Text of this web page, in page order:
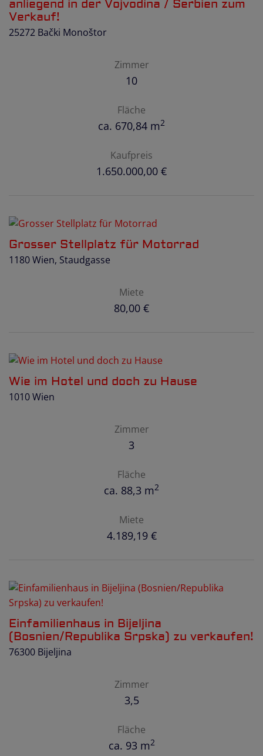
anliegend in der Vojvodina / Serbien zum
Verkauf!
25272 Bački Monoštor
Zimmer
10
Fläche
ca. 670,84 m2
Kaufpreis
1.650.000,00 €
Grosser Stellplatz für Motorrad
1180 Wien, Staudgasse
Miete
80,00 €
Wie im Hotel und doch zu Hause
1010 Wien
Zimmer
3
Fläche
ca. 88,3 m2
Miete
4.189,19 €
Einfamilienhaus in Bijeljina
(Bosnien/Republika Srpska) zu verkaufen!
76300 Bijeljina
Zimmer
3,5
Fläche
ca. 93 m2